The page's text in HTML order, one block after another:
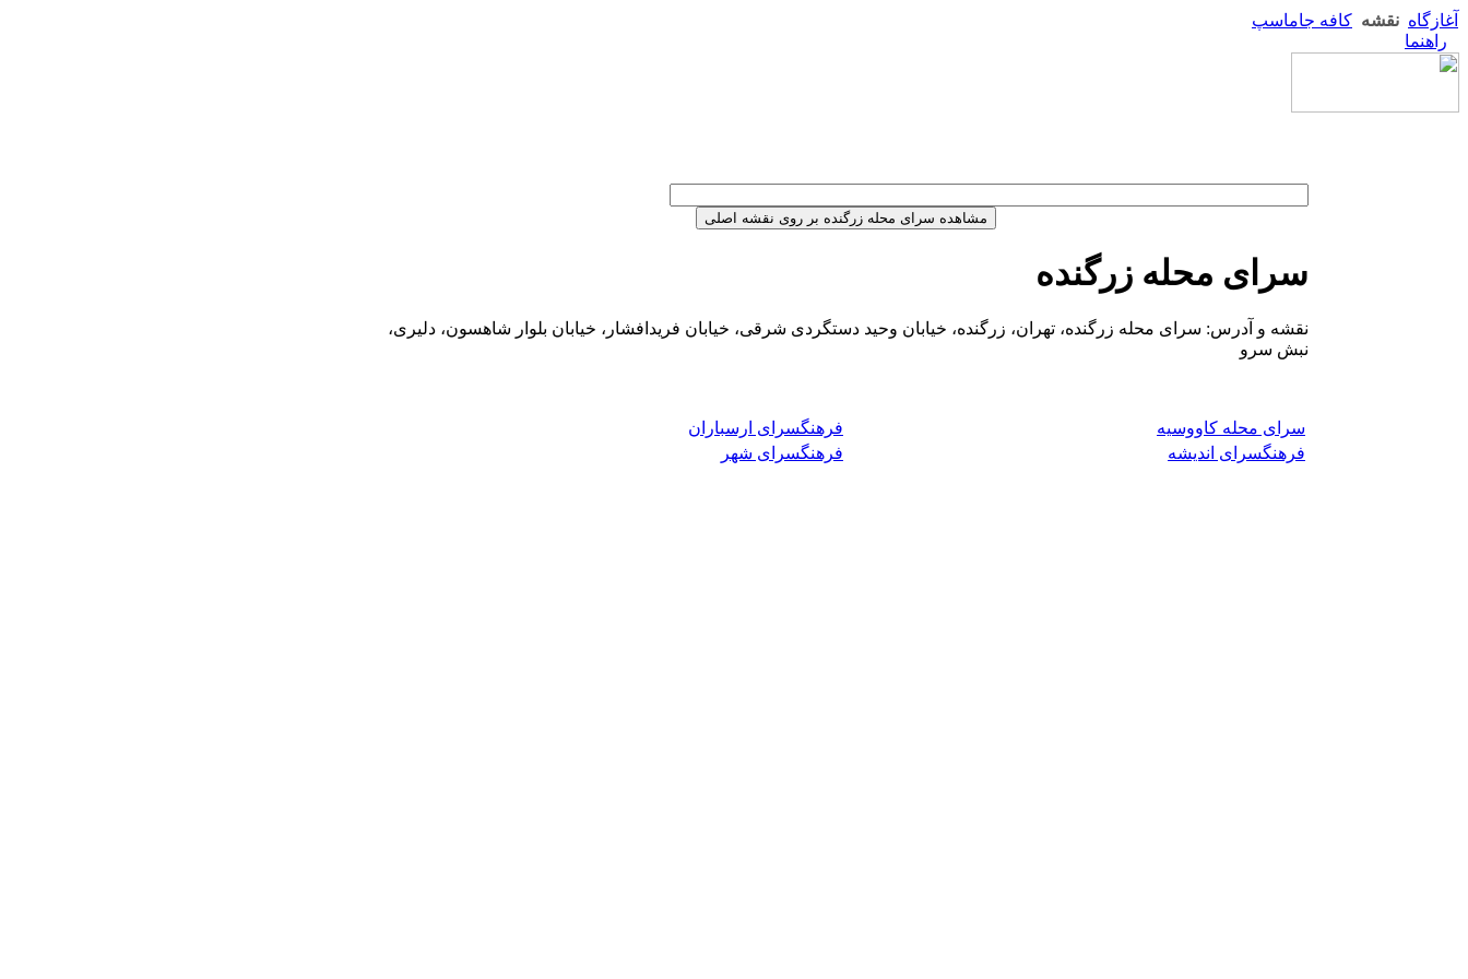
آغازگاه نقشه کافه جاماسپ
راهنما
سرای محله زرگنده
نقشه و آدرس: سرای محله زرگنده، تهران، زرگنده، خیابان وحید دستگردی شرقی، خیابان فریدافشار، خیابان بلوار شاهسون، دلیری،
نبش سرو
سرای محله کاووسیه
فرهنگسرای ارسباران
فرهنگسرای اندیشه
فرهنگسرای شهر